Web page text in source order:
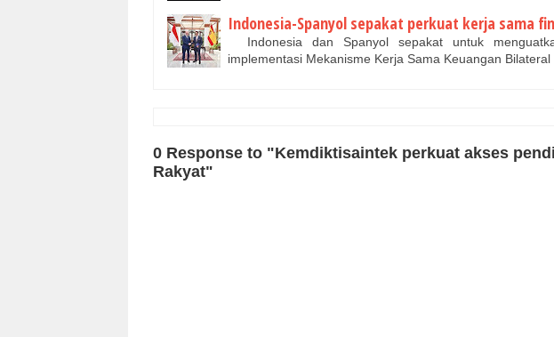
Indonesia-Spanyol sepakat perkuat kerja sama
Indonesia dan Spanyol sepakat untuk
implementasi Mekanisme Kerja Sama Keuangan Bilateral
0 Response to "Kemdiktisaintek perkuat akses
Rakyat"